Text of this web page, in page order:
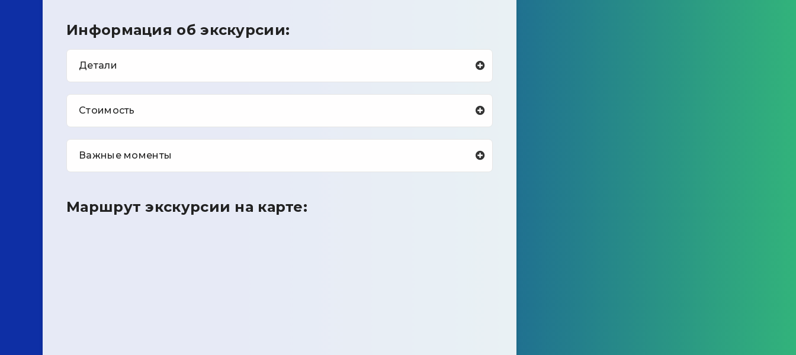
Информация об экскурсии:
Детали
Стоимость
Важные моменты
Маршрут экскурсии на карте: